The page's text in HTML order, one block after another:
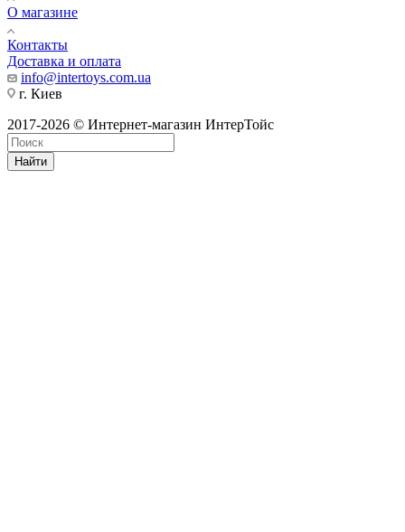
О магазине
Контакты
Доставка и оплата
info@intertoys.com.ua
г. Киев
2017-2026 © Интернет-магазин ИнтерТойс
Найти